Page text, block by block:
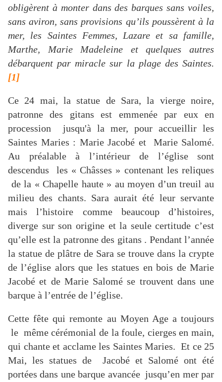
obligèrent à monter dans des barques sans voiles,
sans aviron, sans provisions qu’ils poussèrent à la
mer, les Saintes Femmes, Lazare et sa famille,
Marthe, Marie Madeleine et quelques autres
débarquent par miracle sur la plage des Saintes.
[1]
Ce 24 mai, la statue de Sara, la vierge noire,
patronne des gitans est emmenée par eux en
procession jusqu'à la mer, pour accueillir les
Saintes Maries : Marie Jacobé et Marie Salomé.
Au préalable à l’intérieur de l’église sont
descendus les « Châsses » contenant les reliques
de la « Chapelle haute » au moyen d’un treuil au
milieu des chants. Sara aurait été leur servante
mais l’histoire comme beaucoup d’histoires,
diverge sur son origine et la seule certitude c’est
qu’elle est la patronne des gitans . Pendant l’année
la statue de plâtre de Sara se trouve dans la crypte
de l’église alors que les statues en bois de Marie
Jacobé et de Marie Salomé se trouvent dans une
barque à l’entrée de l’église.
Cette fête qui remonte au Moyen Age a toujours
le même cérémonial de la foule, cierges en main,
qui chante et acclame les Saintes Maries. Et ce 25
Mai, les statues de Jacobé et Salomé ont été
portées dans une barque avancée jusqu’en mer par